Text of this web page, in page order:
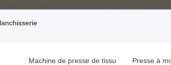
Machine de presse de tissu Presse à